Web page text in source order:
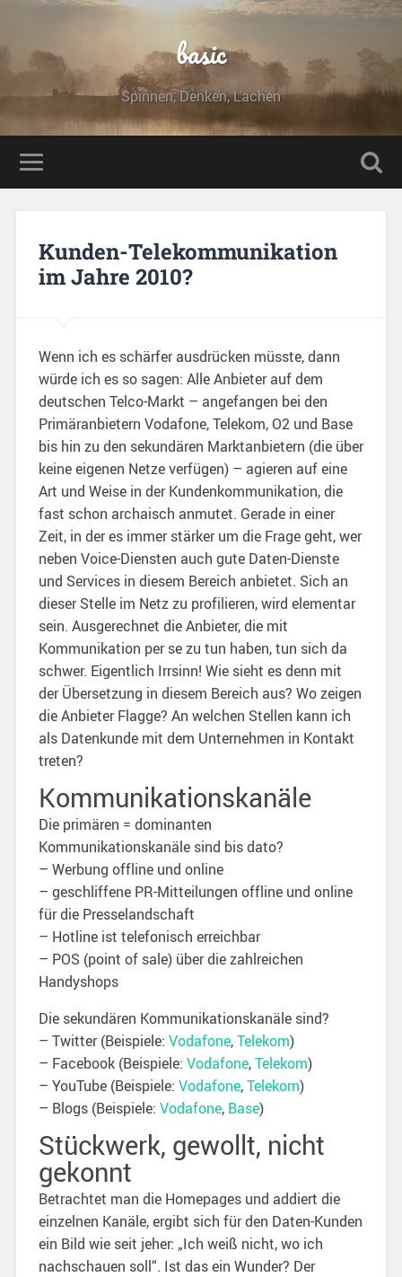
basic
Spinnen, Denken, Lachen
Kunden-Telekommunikation
im Jahre 2010?
Wenn ich es schärfer ausdrücken müsste, dann
würde ich es so sagen: Alle Anbieter auf dem
deutschen Telco-Markt – angefangen bei den
Primäranbietern Vodafone, Telekom, O2 und Base
bis hin zu den sekundären Marktanbietern (die über
keine eigenen Netze verfügen) – agieren auf eine
Art und Weise in der Kundenkommunikation, die
fast schon archaisch anmutet. Gerade in einer
Zeit, in der es immer stärker um die Frage geht, wer
neben Voice-Diensten auch gute Daten-Dienste
und Services in diesem Bereich anbietet. Sich an
dieser Stelle im Netz zu profilieren, wird elementar
sein. Ausgerechnet die Anbieter, die mit
Kommunikation per se zu tun haben, tun sich da
schwer. Eigentlich Irrsinn! Wie sieht es denn mit
der Übersetzung in diesem Bereich aus? Wo zeigen
die Anbieter Flagge? An welchen Stellen kann ich
als Datenkunde mit dem Unternehmen in Kontakt
treten?
Kommunikationskanäle
Die primären = dominanten
Kommunikationskanäle sind bis dato?
– Werbung offline und online
– geschliffene PR-Mitteilungen offline und online
für die Presselandschaft
– Hotline ist telefonisch erreichbar
– POS (point of sale) über die zahlreichen
Handyshops
Die sekundären Kommunikationskanäle sind?
– Twitter (Beispiele: Vodafone,Telekom)
– Facebook (Beispiele: Vodafone,Telekom)
– YouTube (Beispiele: Vodafone,Telekom)
– Blogs (Beispiele: Vodafone, Base)
Stückwerk, gewollt, nicht
gekonnt
Betrachtet man die Homepages und addiert die
einzelnen Kanäle, ergibt sich für den Daten-Kunden
ein Bild wie seit jeher: „Ich weiß nicht, wo ich
nachschauen soll“. Ist das ein Wunder? Der